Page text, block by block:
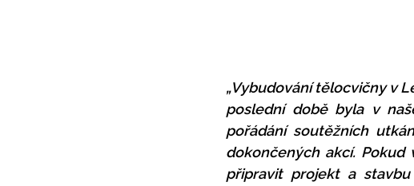
„Vybudování tělocvičny v
poslední době byla v
pořádání soutěžních
dokončených akcí.
připravit projekt a